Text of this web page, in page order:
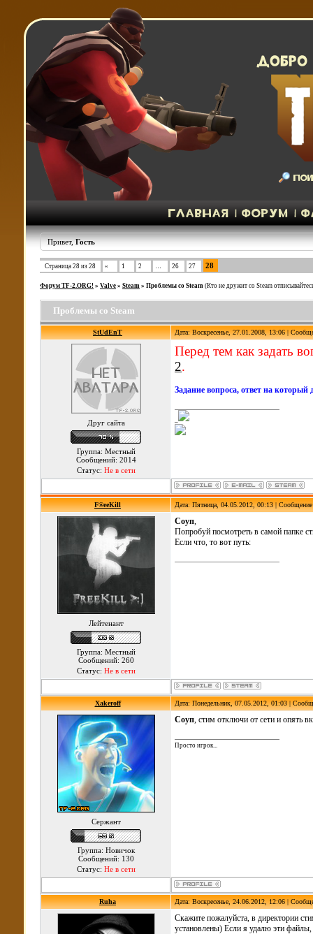
Привет,Гость
Страница 28 из 28 « 1 2 … 26 27 28
Форум TF-2.ORG! » Valve » Steam » Проблемы со Steam (Кто не дружит со Steam
Проблемы со Steam
StUdEnT Дата: Воскресенье, 27.01.2008, 13:06 |
Друг сайта
Группа: Местный
Сообщений: 2014
Статус: Не в сети
Перед тем как задать
2.
Задание вопроса, ответ на
F®eeKill Дата: Пятница, 04.05.2012, 00:13 |
Лейтенант
Группа: Местный
Сообщений: 260
Статус: Не в сети
Соуп,
Попробуй посмотреть в самой папке
Если что, то вот путь:
Xakeroff Дата: Понедельник, 07.05.2012, 01:03 |
Сержант
Группа: Новичок
Сообщений: 130
Статус: Не в сети
Соуп, стим отключи от сети и опять
Просто игрок...
Ruha Дата: Воскресенье, 24.06.2012, 12:06 |
Скажите пожалуйста, в директории
установлены) Если я удалю эти файлы,